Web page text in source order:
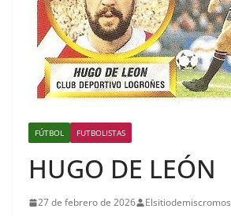
FÚTBOL FUTBOLISTAS
HUGO DE LEÓN
27 de febrero de 2026 Elsitiodemiscromos